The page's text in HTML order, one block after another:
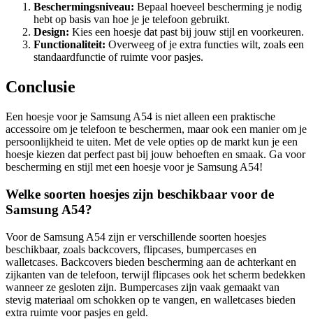
Beschermingsniveau: Bepaal hoeveel bescherming je nodig
hebt op basis van hoe je je telefoon gebruikt.
Design: Kies een hoesje dat past bij jouw stijl en voorkeuren.
Functionaliteit: Overweeg of je extra functies wilt, zoals een
standaardfunctie of ruimte voor pasjes.
Conclusie
Een hoesje voor je Samsung A54 is niet alleen een praktische
accessoire om je telefoon te beschermen, maar ook een manier om je
persoonlijkheid te uiten. Met de vele opties op de markt kun je een
hoesje kiezen dat perfect past bij jouw behoeften en smaak. Ga voor
bescherming en stijl met een hoesje voor je Samsung A54!
Welke soorten hoesjes zijn beschikbaar voor de
Samsung A54?
Voor de Samsung A54 zijn er verschillende soorten hoesjes
beschikbaar, zoals backcovers, flipcases, bumpercases en
walletcases. Backcovers bieden bescherming aan de achterkant en
zijkanten van de telefoon, terwijl flipcases ook het scherm bedekken
wanneer ze gesloten zijn. Bumpercases zijn vaak gemaakt van
stevig materiaal om schokken op te vangen, en walletcases bieden
extra ruimte voor pasjes en geld.